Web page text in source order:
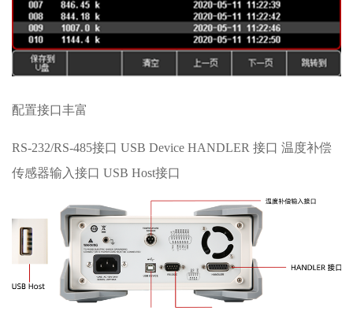
配置接口丰富
RS-232/RS-485接口 USB Device HANDLER 接口 温度补偿
传感器输入接口 USB Host接口